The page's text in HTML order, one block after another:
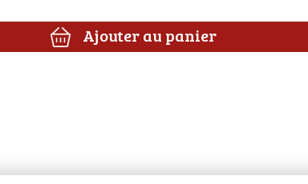
Ajouter au panier